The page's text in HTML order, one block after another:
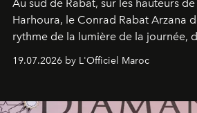
Au sud de Rabat, sur les hauteurs
Harhoura, le Conrad Rabat Arzana
rythme de la lumière de la journée,
programmation pensée comme une
rendez-vous avec l’océan.
19.07.2026 by L'Officiel Maroc